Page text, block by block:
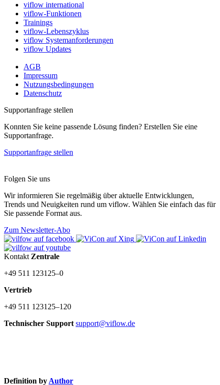
viflow international
viflow-Funktionen
Trainings
viflow-Lebenszyklus
viflow Systemanforderungen
viflow Updates
AGB
Impressum
Nutzungsbedingungen
Datenschutz
Supportanfrage stellen
Konnten Sie keine passende Lösung finden? Erstellen Sie eine
Supportanfrage.
Supportanfrage stellen
Folgen Sie uns
Wir informieren Sie regelmäßig über aktuelle Entwicklungen,
Trends und Neuigkeiten rund um viflow. Wählen Sie einfach das für
Sie passende Format aus.
Zum Newsletter-Abo
Kontakt Zentrale
+49 511 123125–0
Vertrieb
+49 511 123125–120
Technischer Support support@viflow.de
Definition by Author